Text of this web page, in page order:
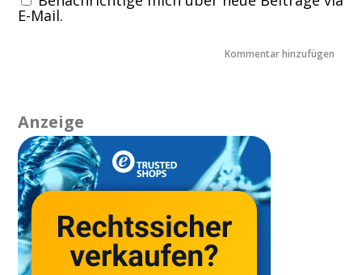
E-Mail.
Anzeige